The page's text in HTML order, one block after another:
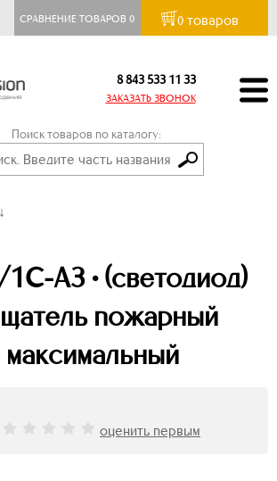
СРАВНЕНИЕ ТОВАРОВ0 0 товаров
8 843 533 11 33
ЗАКАЗАТЬ ЗВОНОК
Поиск товаров по каталогу:
↓
А3 • (светодиод)
пожарный
оценить первым